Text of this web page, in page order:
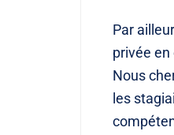
Par
privée
Nous
les